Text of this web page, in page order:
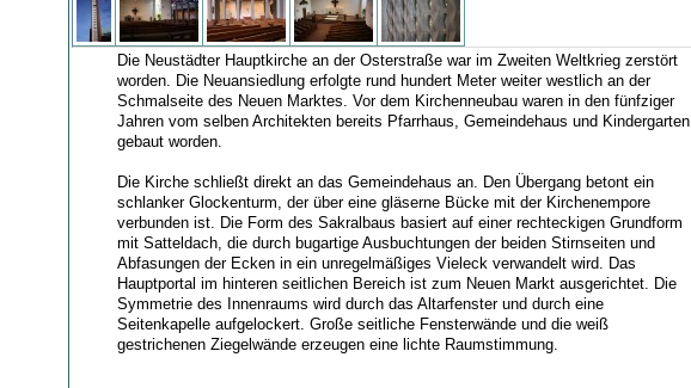
Die Neustädter Hauptkirche an der Osterstraße war im Zweiten Weltkrieg zerstört
worden. Die Neuansiedlung erfolgte rund hundert Meter weiter westlich an der
Schmalseite des Neuen Marktes. Vor dem Kirchenneubau waren in den fünfziger
Jahren vom selben Architekten bereits Pfarrhaus, Gemeindehaus und Kindergarten
gebaut worden.
Die Kirche schließt direkt an das Gemeindehaus an. Den Übergang betont ein
schlanker Glockenturm, der über eine gläserne Bücke mit der Kirchenempore
verbunden ist. Die Form des Sakralbaus basiert auf einer rechteckigen Grundform
mit Satteldach, die durch bugartige Ausbuchtungen der beiden Stirnseiten und
Abfasungen der Ecken in ein unregelmäßiges Vieleck verwandelt wird. Das
Hauptportal im hinteren seitlichen Bereich ist zum Neuen Markt ausgerichtet. Die
Symmetrie des Innenraums wird durch das Altarfenster und durch eine
Seitenkapelle aufgelockert. Große seitliche Fensterwände und die weiß
gestrichenen Ziegelwände erzeugen eine lichte Raumstimmung.